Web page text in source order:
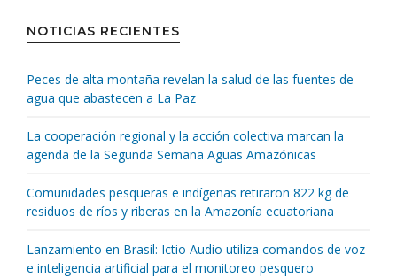
NOTICIAS RECIENTES
Peces de alta montaña revelan la salud de las fuentes de
agua que abastecen a La Paz
La cooperación regional y la acción colectiva marcan la
agenda de la Segunda Semana Aguas Amazónicas
Comunidades pesqueras e indígenas retiraron 822 kg de
residuos de ríos y riberas en la Amazonía ecuatoriana
Lanzamiento en Brasil: Ictio Audio utiliza comandos de voz
e inteligencia artificial para el monitoreo pesquero